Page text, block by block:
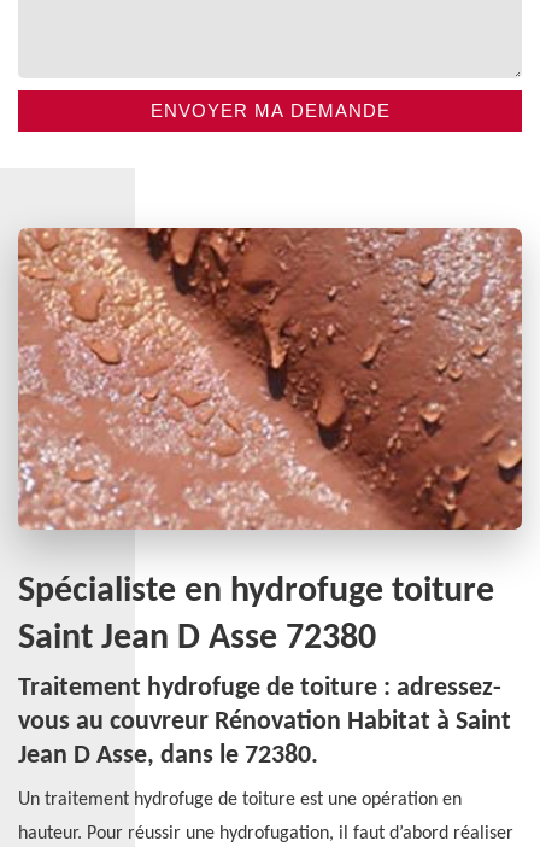
Spécialiste en hydrofuge toiture
Saint Jean D Asse 72380
Traitement hydrofuge de toiture : adressez-
vous au couvreur Rénovation Habitat à Saint
Jean D Asse, dans le 72380.
Un traitement hydrofuge de toiture est une opération en
hauteur. Pour réussir une hydrofugation, il faut d’abord réaliser